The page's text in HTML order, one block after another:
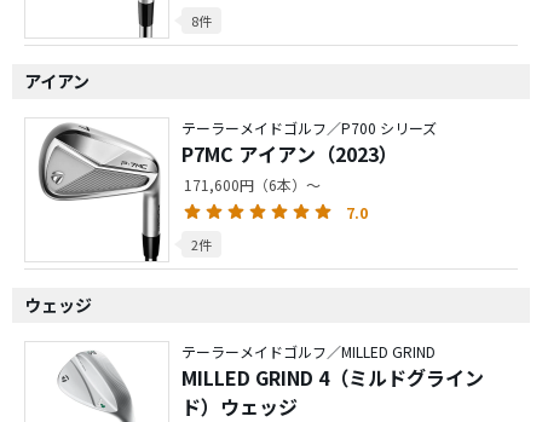
8件
アイアン
テーラーメイドゴルフ／P700 シリーズ
P7MC アイアン（2023）
171,600円（6本）～
7.0
2件
ウェッジ
テーラーメイドゴルフ／MILLED GRIND
MILLED GRIND 4（ミルドグライン
ド）ウェッジ